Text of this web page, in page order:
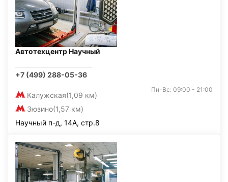
Автотехцентр Научный
+7 (499) 288-05-36
Калужская(1,09 км)
Зюзино(1,57 км)
Пн-Вс: 09:00 - 21:00
Научный п-д, 14А, стр.8